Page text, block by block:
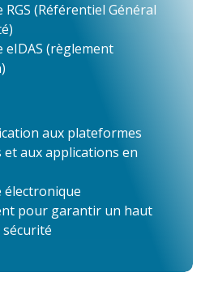
(Référentiel Général
eIDAS (règlement
aux plateformes
et aux applications en
électronique
pour garantir un haut
sécurité